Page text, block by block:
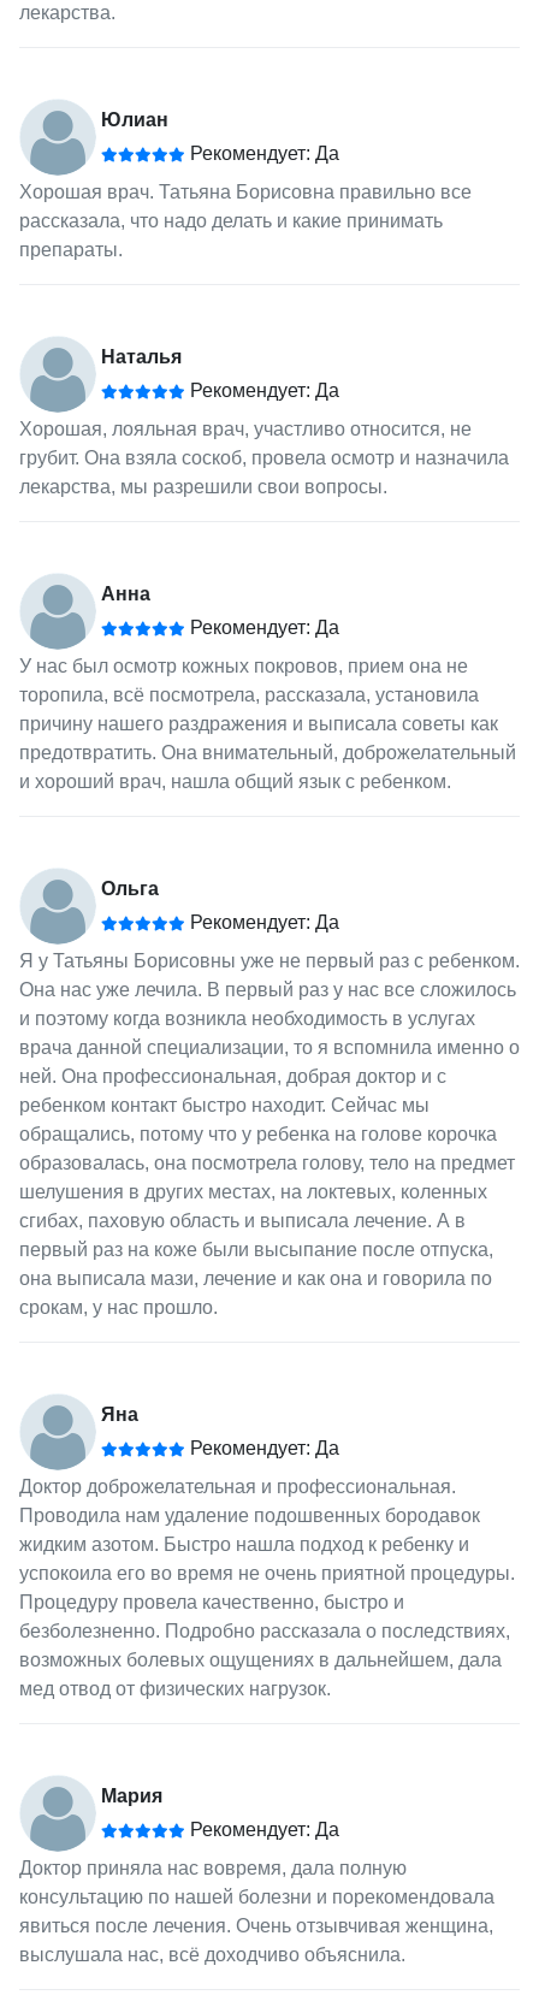
лекарства.
Юлиан
Рекомендует: Да
Хорошая врач. Татьяна Борисовна правильно все
рассказала, что надо делать и какие принимать
препараты.
Наталья
Рекомендует: Да
Хорошая, лояльная врач, участливо относится, не
грубит. Она взяла соскоб, провела осмотр и назначила
лекарства, мы разрешили свои вопросы.
Анна
Рекомендует: Да
У нас был осмотр кожных покровов, прием она не
торопила, всё посмотрела, рассказала, установила
причину нашего раздражения и выписала советы как
предотвратить. Она внимательный, доброжелательный
и хороший врач, нашла общий язык с ребенком.
Ольга
Рекомендует: Да
Я у Татьяны Борисовны уже не первый раз с ребенком.
Она нас уже лечила. В первый раз у нас все сложилось
и поэтому когда возникла необходимость в услугах
врача данной специализации, то я вспомнила именно о
ней. Она профессиональная, добрая доктор и с
ребенком контакт быстро находит. Сейчас мы
обращались, потому что у ребенка на голове корочка
образовалась, она посмотрела голову, тело на предмет
шелушения в других местах, на локтевых, коленных
сгибах, паховую область и выписала лечение. А в
первый раз на коже были высыпание после отпуска,
она выписала мази, лечение и как она и говорила по
срокам, у нас прошло.
Яна
Рекомендует: Да
Доктор доброжелательная и профессиональная.
Проводила нам удаление подошвенных бородавок
жидким азотом. Быстро нашла подход к ребенку и
успокоила его во время не очень приятной процедуры.
Процедуру провела качественно, быстро и
безболезненно. Подробно рассказала о последствиях,
возможных болевых ощущениях в дальнейшем, дала
мед отвод от физических нагрузок.
Мария
Рекомендует: Да
Доктор приняла нас вовремя, дала полную
консультацию по нашей болезни и порекомендовала
явиться после лечения. Очень отзывчивая женщина,
выслушала нас, всё доходчиво объяснила.